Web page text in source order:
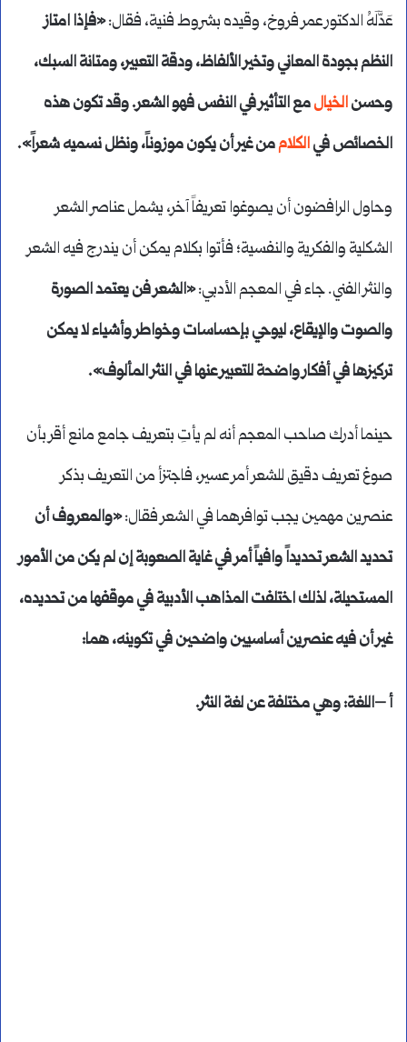
عَدَّلَهُ الدكتور عمر فروخ، وقيده بشروط فنية، فقال:«فإذا امتاز
النظم بجودة المعاني وتخير الألفاظ، ودقة التعبير، ومتانة السبك،
وحسنالخيالمع التأثير في النفس فهو الشعر. وقد تكون هذه
الخصائص فيالكلاممن غير أن يكون موزوناً، ونظل نسميه شعراً».
وحاول الرافضون أن يصوغوا تعريفاً آخر، يشمل عناصر الشعر
الشكلية والفكرية والنفسية؛ فأتوا بكلام يمكن أن يندرج فيه الشعر
والنثر الفني. جاء في المعجم الأدبي:«الشعر فن يعتمد الصورة
والصوت والإيقاع، ليوحي بإحساسات وخواطر وأشياء لا يمكن
تركيزها في أفكار واضحة للتعبير عنها في النثر المألوف».
حينما أدرك صاحب المعجم أنه لم يأتِ بتعريف جامع مانع أقر بأن
صوغ تعريف دقيق للشعر أمر عسير، فاجتزأ من التعريف بذكر
عنصرين مهمين يجب توافرهما في الشعر فقال:«والمعروف أن
تحديد الشعر تحديداً وافياً أمر في غاية الصعوبة إن لم يكن من الأمور
المستحيلة، لذلك اختلفت المذاهب الأدبية في موقفها من تحديده،
غير أن فيه عنصرين أساسيين واضحين في تكوينه، هما:
أ –اللغة: وهي مختلفة عن لغة النثر.